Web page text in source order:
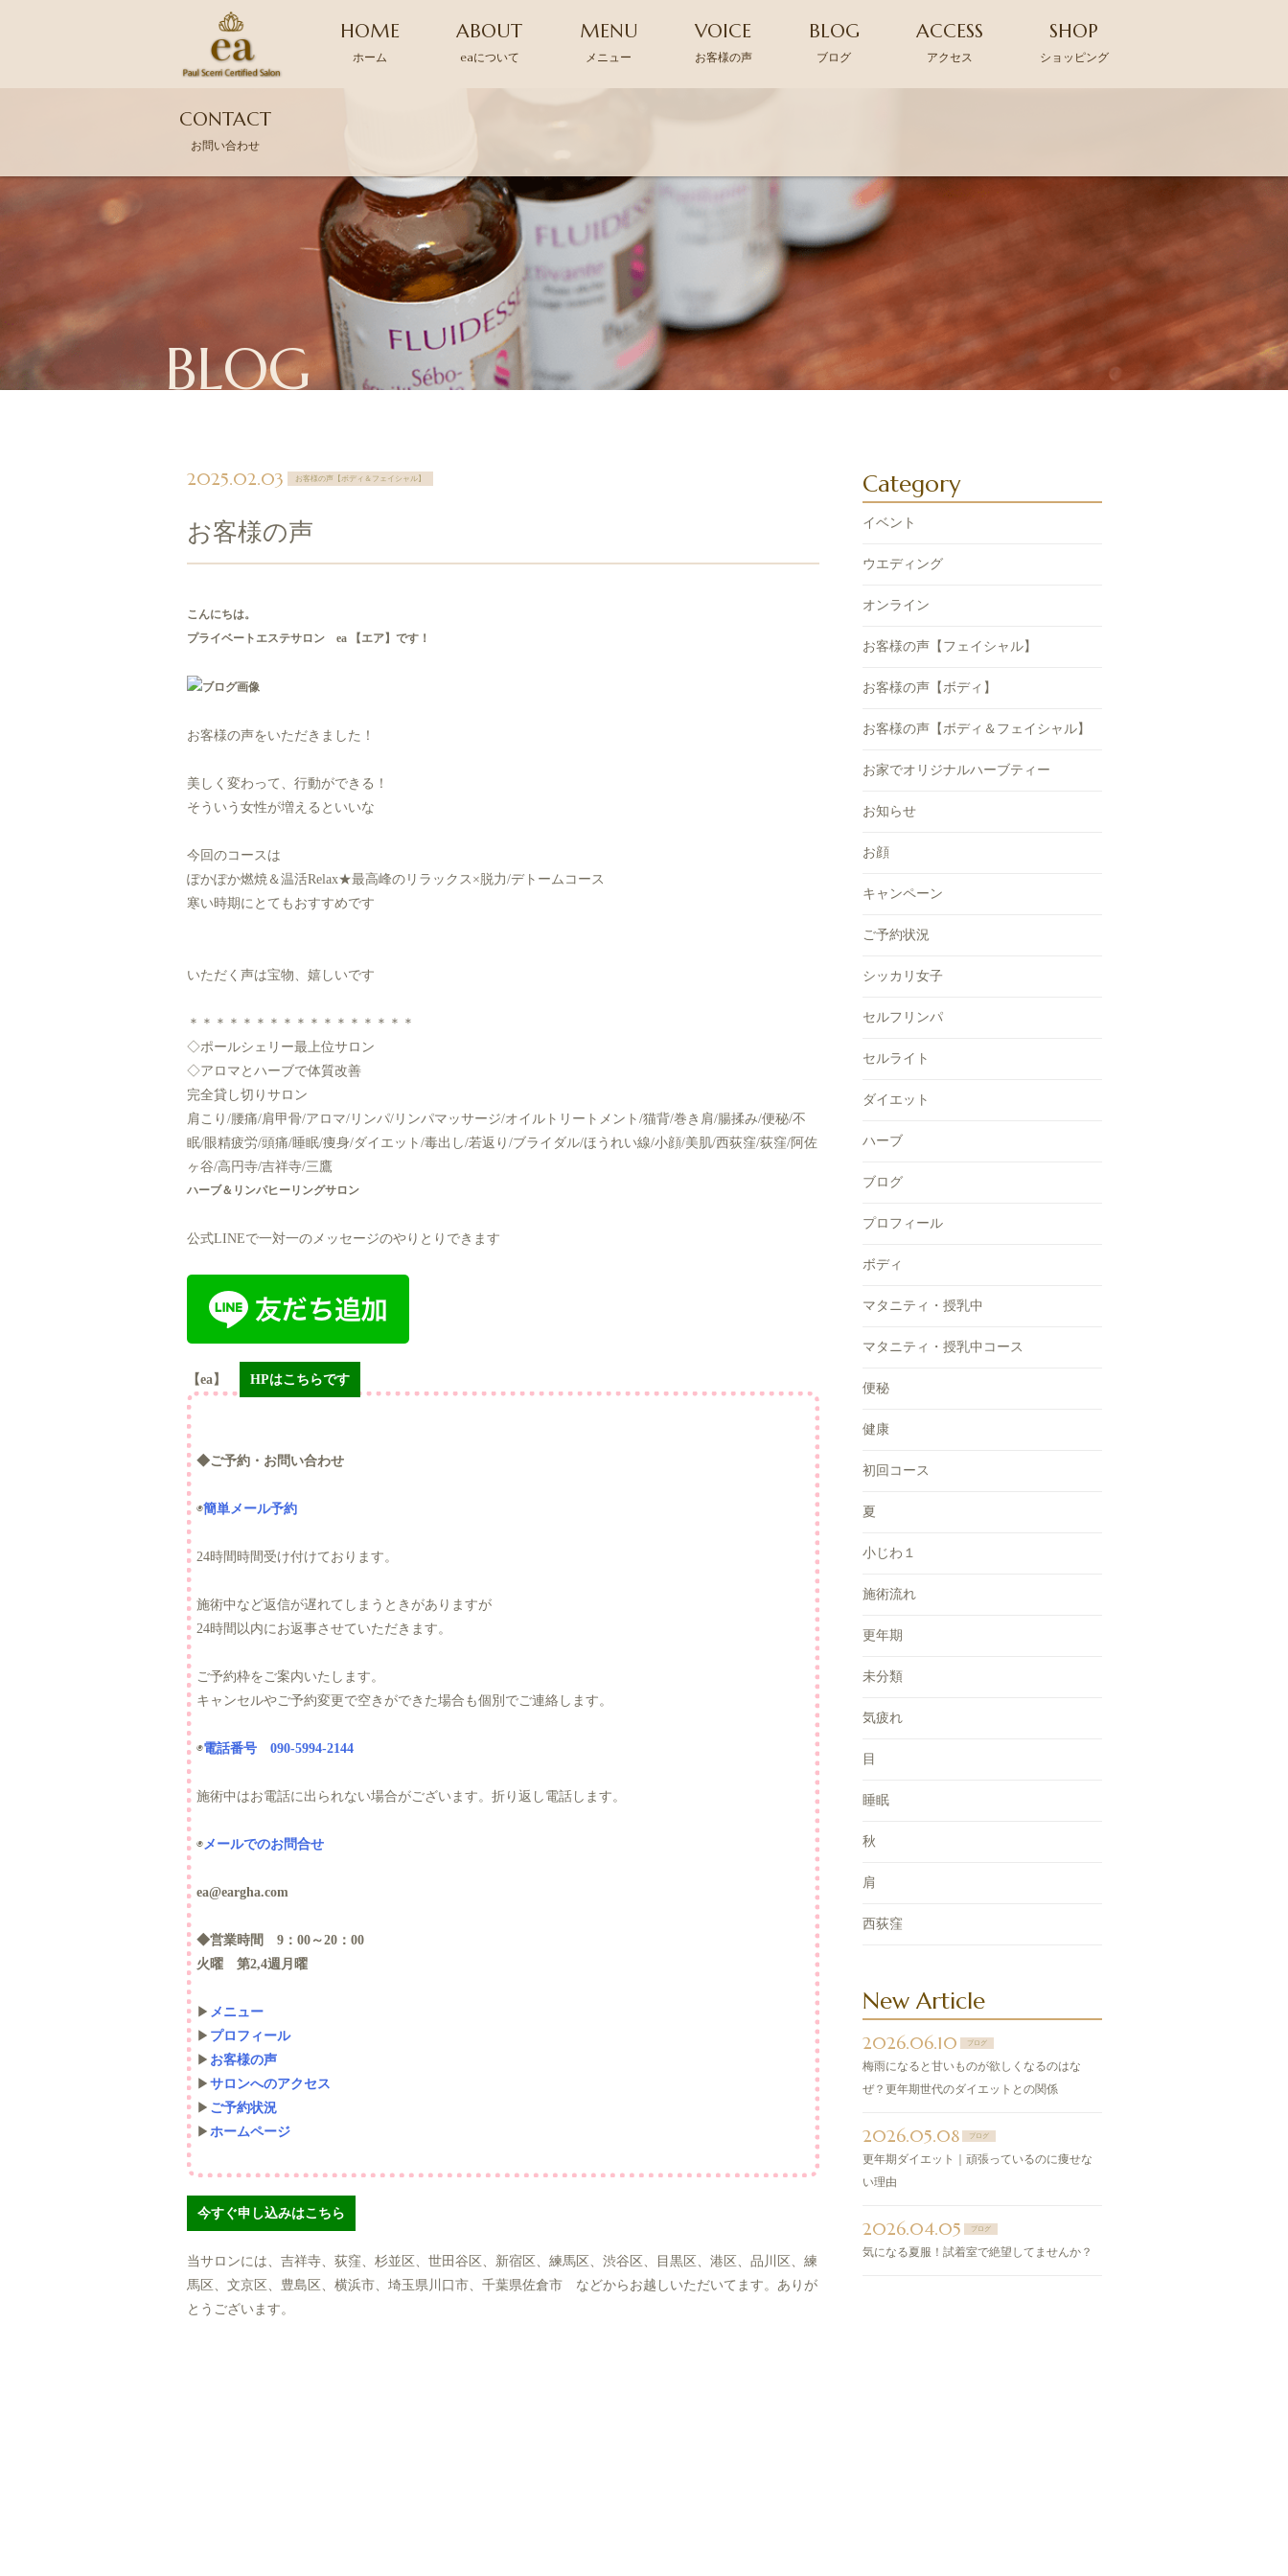
HOME
ホーム
ABOUT
eaについて
MENU
メニュー
VOICE
お客様の声
BLOG
ブログ
ACCESS
アクセス
SHOP
ショッピング
CONTACT
お問い合わせ
BLOG
2025.02.03 お客様の声【ボディ＆フェイシャル】
お客様の声
こんにちは。
プライベートエステサロン ea 【エア】です！
お客様の声をいただきました！
美しく変わって、行動ができる！
そういう女性が増えるといいな
今回のコースは
ぽかぽか燃焼＆温活Relax★最高峰のリラックス×脱力/デトームコース
寒い時期にとてもおすすめです
いただく声は宝物、嬉しいです
＊＊＊＊＊＊＊＊＊＊＊＊＊＊＊＊＊
◇ポールシェリー最上位サロン
◇アロマとハーブで体質改善
完全貸し切りサロン
肩こり/腰痛/肩甲骨/アロマ/リンパ/リンパマッサージ/オイルトリートメント/猫背/巻き肩/腸揉み/便秘/不
眠/眼精疲労/頭痛/睡眠/痩身/ダイエット/毒出し/若返り/ブライダル/ほうれい線/小顔/美肌/西荻窪/荻窪/阿佐
ヶ谷/高円寺/吉祥寺/三鷹
ハーブ＆リンパヒーリングサロン
公式LINEで一対一のメッセージのやりとりできます
【ea】 HPはこちらです
◆ご予約・お問い合わせ
◉簡単メール予約
24時間時間受け付けております。
施術中など返信が遅れてしまうときがありますが
24時間以内にお返事させていただきます。
ご予約枠をご案内いたします。
キャンセルやご予約変更で空きができた場合も個別でご連絡します。
◉電話番号 090-5994-2144
施術中はお電話に出られない場合がございます。折り返し電話します。
◉メールでのお問合せ
ea@eargha.com
◆営業時間 9：00～20：00
火曜 第2,4週月曜
▶ メニュー
▶ プロフィール
▶ お客様の声
▶ サロンへのアクセス
▶ ご予約状況
▶ ホームページ
今すぐ申し込みはこちら
当サロンには、吉祥寺、荻窪、杉並区、世田谷区、新宿区、練馬区、渋谷区、目黒区、港区、品川区、練
馬区、文京区、豊島区、横浜市、埼玉県川口市、千葉県佐倉市 などからお越しいただいてます。ありが
とうございます。
Category
イベント
ウエディング
オンライン
お客様の声【フェイシャル】
お客様の声【ボディ】
お客様の声【ボディ＆フェイシャル】
お家でオリジナルハーブティー
お知らせ
お顔
キャンペーン
ご予約状況
シッカリ女子
セルフリンパ
セルライト
ダイエット
ハーブ
ブログ
プロフィール
ボディ
マタニティ・授乳中
マタニティ・授乳中コース
便秘
健康
初回コース
夏
小じわ１
施術流れ
更年期
未分類
気疲れ
目
睡眠
秋
肩
西荻窪
New Article
2026.06.10 ブログ
梅雨になると甘いものが欲しくなるのはな
ぜ？更年期世代のダイエットとの関係
2026.05.08 ブログ
更年期ダイエット｜頑張っているのに痩せな
い理由
2026.04.05 ブログ
気になる夏服！試着室で絶望してませんか？